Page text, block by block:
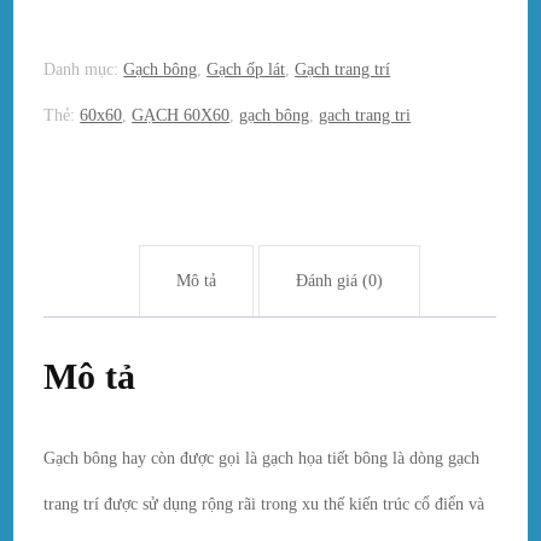
Danh mục:Gạch bông ,Gạch ốp lát ,Gạch trang trí
Thẻ:60x60 ,GẠCH 60X60 gạch bông gach trang tri
Mô tả Đánh giá (0)
Mô tả
Gạch bông hay còn được gọi là gạch họa tiết bông là dòng gạch
trang trí được sử dụng rộng rãi trong xu thế kiến trúc cổ điển và